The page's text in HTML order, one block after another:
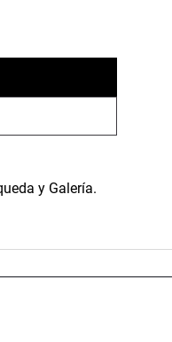
y Galería.